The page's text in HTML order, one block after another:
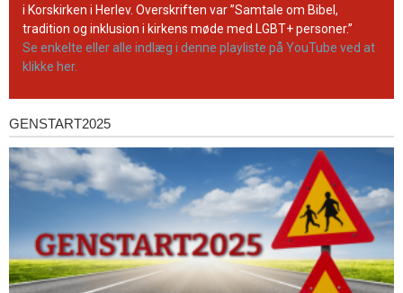
kanal
i Korskirken i Herlev. Overskriften var ”Samtale om Bibel,
tradition og inklusion i kirkens møde med LGBT+ personer.”
Se enkelte eller alle indlæg i denne playliste på YouTube ved at
klikke her.
Genstart2025
GENSTART2025